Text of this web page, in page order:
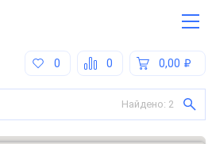
0,00
0
0
Найдено: 2